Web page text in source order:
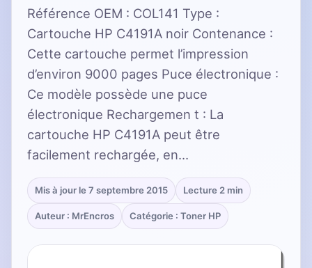
Référence OEM : COL141 Type :
Cartouche HP C4191A noir Contenance :
Cette cartouche permet l’impression
d’environ 9000 pages Puce électronique :
Ce modèle possède une puce
électronique Rechargemen t : La
cartouche HP C4191A peut être
facilement rechargée, en…
Mis à jour le 7 septembre 2015 Lecture 2 min
Auteur : MrEncros Catégorie : Toner HP